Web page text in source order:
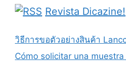
Revista Dicazine!
วิธีการขอตัวอย่างสินค้า
Cómo solicitar una